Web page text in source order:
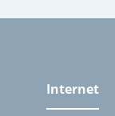
Internet